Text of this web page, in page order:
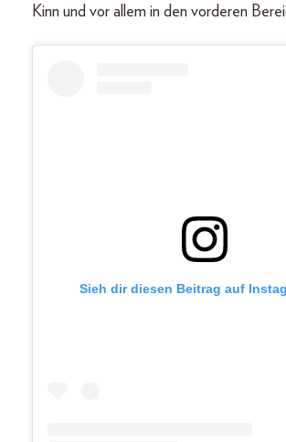
Kinn und vor allem in den vorderen
Sieh dir diesen Beitrag auf